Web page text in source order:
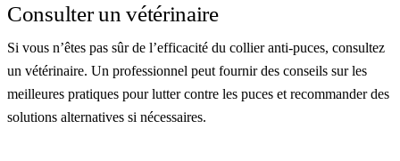
Consulter un vétérinaire
Si vous n’êtes pas sûr de l’efficacité du collier anti-puces, consultez
un vétérinaire. Un professionnel peut fournir des conseils sur les
meilleures pratiques pour lutter contre les puces et recommander des
solutions alternatives si nécessaires.